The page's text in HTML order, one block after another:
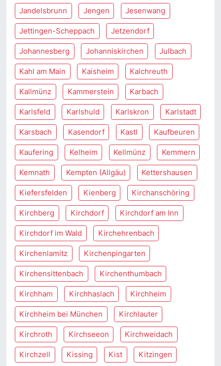
Jandelsbrunn Jengen Jesenwang
Jettingen-Scheppach Jetzendorf
Johannesberg Johanniskirchen Julbach
Kahl am Main Kaisheim Kalchreuth
Kallmünz Kammerstein Karbach
Karlsfeld Karlshuld Karlskron Karlstadt
Karsbach Kasendorf Kastl Kaufbeuren
Kaufering Kelheim Kellmünz Kemmern
Kemnath Kempten (Allgäu) Kettershausen
Kiefersfelden Kienberg Kirchanschöring
Kirchberg Kirchdorf Kirchdorf am Inn
Kirchdorf im Wald Kirchehrenbach
Kirchenlamitz Kirchenpingarten
Kirchensittenbach Kirchenthumbach
Kirchham Kirchhaslach Kirchheim
Kirchheim bei München Kirchlauter
Kirchroth Kirchseeon Kirchweidach
Kirchzell Kissing Kist Kitzingen